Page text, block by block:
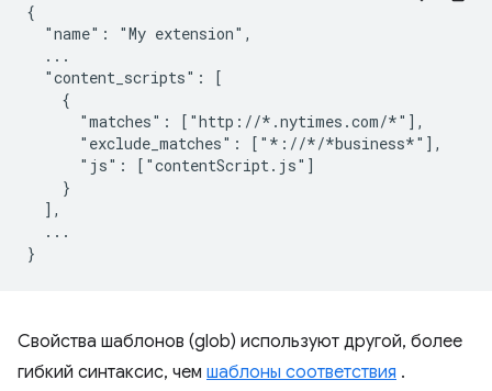
{
  "name": "My extension",
  ...
  "content_scripts": [
    {
      "matches": ["http://*.nytimes.com/*"],
      "exclude_matches": ["*://*/*business*"],
      "js": ["contentScript.js"]
    }
  ],
  ...
Свойства шаблонов (glob) используют другой, более
гибкий синтаксис, чем шаблоны соответствия .